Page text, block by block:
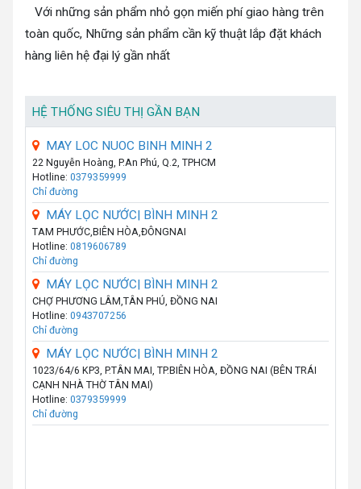
Với những sản phẩm nhỏ gọn miến phí giao hàng trên
toàn quốc, Những sản phẩm cần kỹ thuật lắp đặt khách
hàng liên hệ đại lý gần nhất
HỆ THỐNG SIÊU THỊ GẦN BẠN
MAY LOC NUOC BINH MINH 2
22 Nguyễn Hoàng, P.An Phú, Q.2, TPHCM
Hotline: 0379359999
Chỉ đường
MÁY LỌC NƯỚC| BÌNH MINH 2
TAM PHƯỚC,BIÊN HÒA,ĐÔNGNAI
Hotline: 0819606789
Chỉ đường
MÁY LỌC NƯỚC| BÌNH MINH 2
CHỢ PHƯƠNG LÂM,TÂN PHÚ, ĐỒNG NAI
Hotline: 0943707256
Chỉ đường
MÁY LỌC NƯỚC| BÌNH MINH 2
1023/64/6 KP3, P.TÂN MAI, TP.BIÊN HÒA, ĐỒNG NAI (BÊN TRÁI
CẠNH NHÀ THỜ TÂN MAI)
Hotline: 0379359999
Chỉ đường